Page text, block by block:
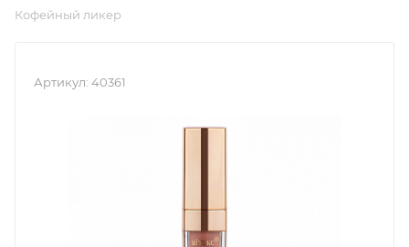
Кофейный ликер
Артикул: 40361